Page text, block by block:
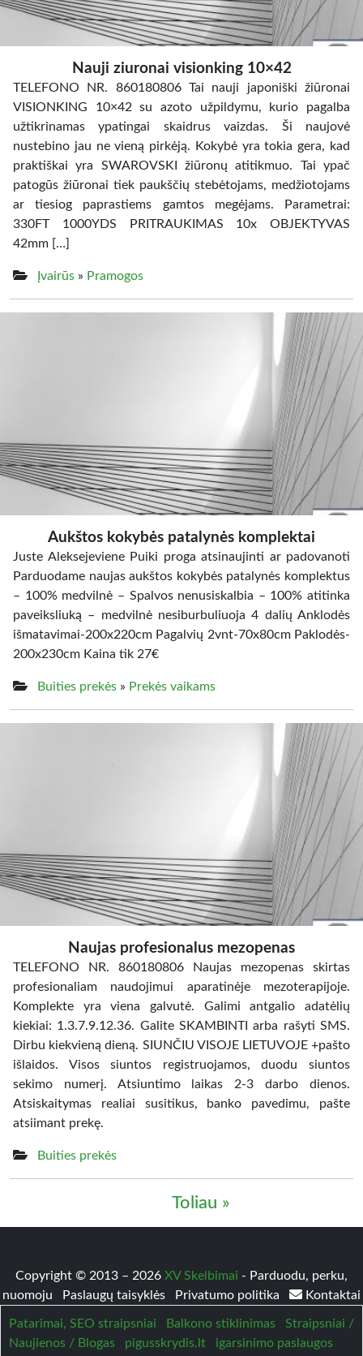
Nauji ziuronai visionking 10×42
TELEFONO NR. 860180806 Tai nauji japoniški žiūronai
VISIONKING 10×42 su azoto užpildymu, kurio pagalba
užtikrinamas ypatingai skaidrus vaizdas. Ši naujovė
nustebino jau ne vieną pirkėją. Kokybė yra tokia gera, kad
praktiškai yra SWAROVSKI žiūronų atitikmuo. Tai ypač
patogūs žiūronai tiek paukščių stebėtojams, medžiotojams
ar tiesiog paprastiems gamtos megėjams. Parametrai:
330FT 1000YDS PRITRAUKIMAS 10x OBJEKTYVAS
42mm […]
Įvairūs » Pramogos
Aukštos kokybės patalynės komplektai
Juste Aleksejeviene Puiki proga atsinaujinti ar padovanoti
Parduodame naujas aukštos kokybės patalynės komplektus
– 100% medvilnė – Spalvos nenusiskalbia – 100% atitinka
paveiksliuką – medvilnė nesiburbuliuoja 4 dalių Anklodės
išmatavimai-200x220cm Pagalvių 2vnt-70x80cm Paklodės-
200x230cm Kaina tik 27€
Buities prekės » Prekės vaikams
Naujas profesionalus mezopenas
TELEFONO NR. 860180806 Naujas mezopenas skirtas
profesionaliam naudojimui aparatinėje mezoterapijoje.
Komplekte yra viena galvutė. Galimi antgalio adatėlių
kiekiai: 1.3.7.9.12.36. Galite SKAMBINTI arba rašyti SMS.
Dirbu kiekvieną dieną. SIUNČIU VISOJE LIETUVOJE +pašto
išlaidos. Visos siuntos registruojamos, duodu siuntos
sekimo numerį. Atsiuntimo laikas 2-3 darbo dienos.
Atsiskaitymas realiai susitikus, banko pavedimu, pašte
atsiimant prekę.
Buities prekės
Toliau »
Copyright © 2013 – 2026 XV Skelbimai - Parduodu, perku,
nuomoju
Paslaugų taisyklės Privatumo politika Kontaktai
Patarimai, SEO straipsniai Balkono stiklinimas
Straipsniai /
Naujienos / Blogas
pigusskrydis.lt igarsinimo paslaugos